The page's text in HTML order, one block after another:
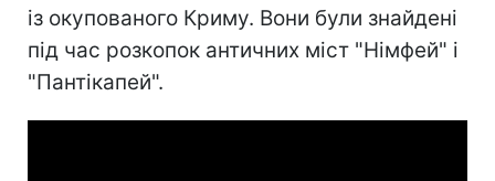
із окупованого Криму. Вони були знайдені
під час розкопок античних міст "Німфей" і
"Пантікапей".